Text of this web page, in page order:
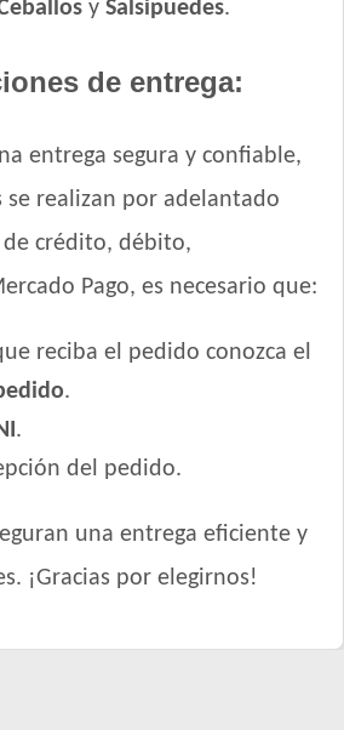
y Salsipuedes.
de entrega:
entrega segura y confiable,
se realizan por adelantado
crédito, débito,
Pago, es necesario que:
reciba el pedido conozca el
.
.
del pedido.
una entrega eficiente y
¡Gracias por elegirnos!